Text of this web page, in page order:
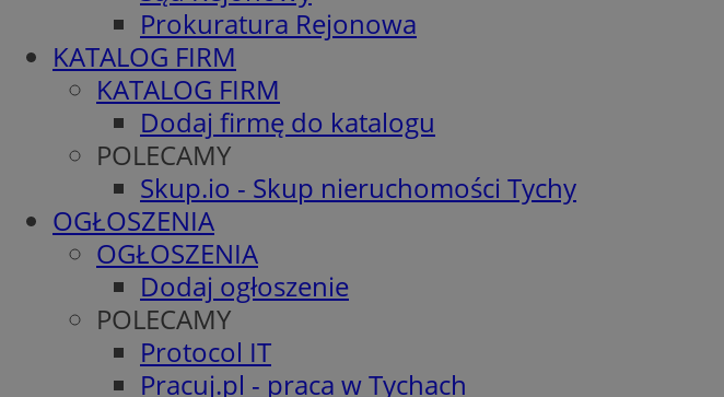
Prokuratura Rejonowa
KATALOG FIRM
KATALOG FIRM
Dodaj firmę do katalogu
POLECAMY
Skup.io - Skup nieruchomości Tychy
OGŁOSZENIA
OGŁOSZENIA
Dodaj ogłoszenie
POLECAMY
Protocol IT
Pracuj.pl - praca w Tychach